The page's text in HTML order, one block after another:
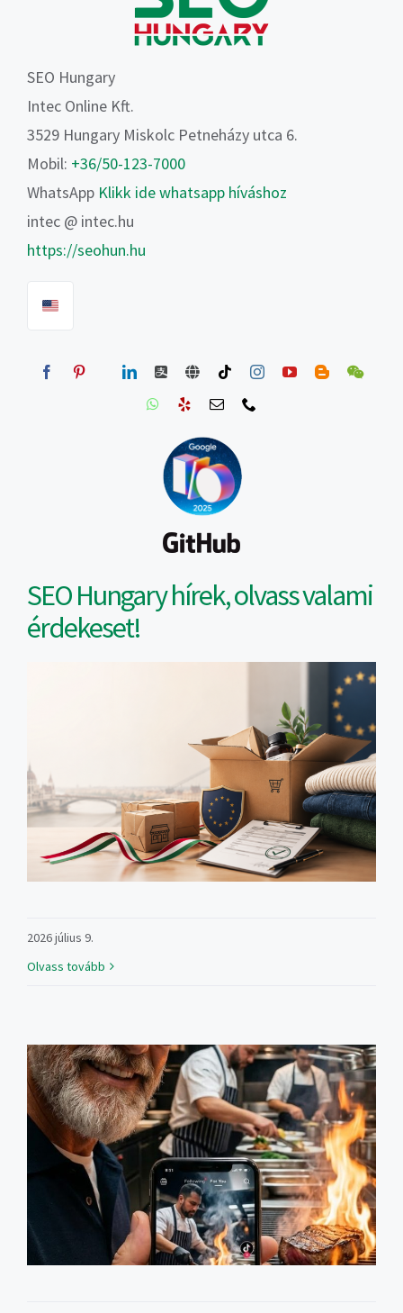
SEO Hungary
Intec Online Kft.
3529 Hungary Miskolc Petneházy utca 6.
Mobil: +36/50-123-7000
WhatsApp Klikk ide whatsapp híváshoz
intec @ intec.hu
https://seohun.hu
SEO Hungary hírek, olvass valami
érdekeset!
2026 július 9.
Olvass tovább